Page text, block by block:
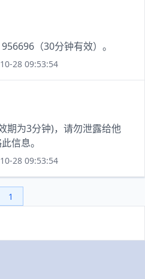
（30分钟有效）。
28 09:53:54
期为3分钟)，请勿泄露给他
信息。
28 09:53:54
1